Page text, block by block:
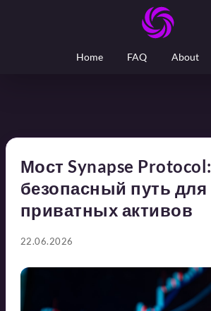
Home FAQ About
Мост Synapse Protocol:
безопасный путь для
приватных активов
22.06.2026